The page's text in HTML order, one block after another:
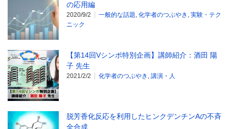
の応用編
2020/9/2 一般的な話題, 化学者のつぶやき , 実験・テク
ニック
【第14回Vシンポ特別企画】講師紹介：酒田 陽
子 先生
2021/2/2 化学者のつぶやき , 講演・人
脱芳香化反応を利用したヒンクデンチンAの不斉
全合成